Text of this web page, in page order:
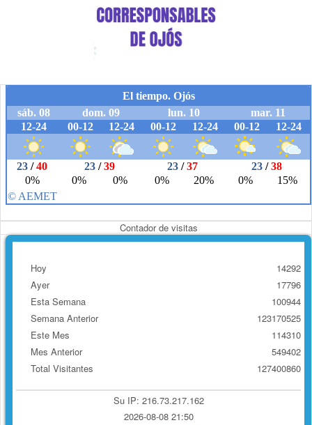
Contador de visitas
Hoy
Ayer
Esta Semana
Semana Anterior
Este Mes
Mes Anterior
Total Visitantes
14292
17796
100944
123170525
114310
549402
127400860
Su IP: 216.73.217.162
2026-08-08 21:50